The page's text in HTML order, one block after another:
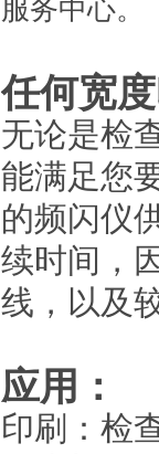
服务中心。
任何宽
无论是检
能满足您
的频闪仪
续时间，
线，以及
应用：
印刷：检